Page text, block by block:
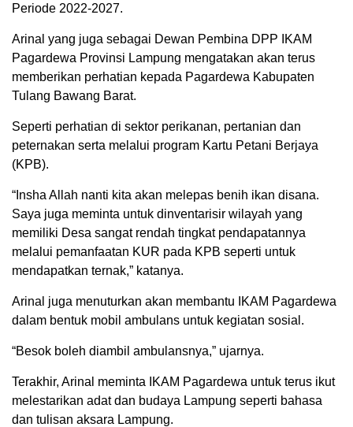
Periode 2022-2027.
Arinal yang juga sebagai Dewan Pembina DPP IKAM
Pagardewa Provinsi Lampung mengatakan akan terus
memberikan perhatian kepada Pagardewa Kabupaten
Tulang Bawang Barat.
Seperti perhatian di sektor perikanan, pertanian dan
peternakan serta melalui program Kartu Petani Berjaya
(KPB).
“Insha Allah nanti kita akan melepas benih ikan disana.
Saya juga meminta untuk dinventarisir wilayah yang
memiliki Desa sangat rendah tingkat pendapatannya
melalui pemanfaatan KUR pada KPB seperti untuk
mendapatkan ternak,” katanya.
Arinal juga menuturkan akan membantu IKAM Pagardewa
dalam bentuk mobil ambulans untuk kegiatan sosial.
“Besok boleh diambil ambulansnya,” ujarnya.
Terakhir, Arinal meminta IKAM Pagardewa untuk terus ikut
melestarikan adat dan budaya Lampung seperti bahasa
dan tulisan aksara Lampung.